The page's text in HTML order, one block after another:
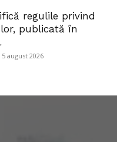
regulile privind
publicată în
5 august 2026